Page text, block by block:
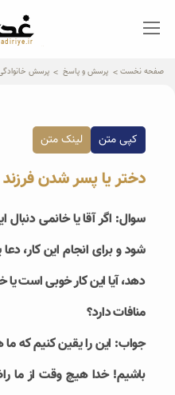
نشریه ی
صفحه نخست پرسش و پاسخ پرسش
کپی متن لینک متن
دختر یا پسر شدن فرزند
سوال: اگر آقا یا خانمی
شود و برای انجام این کار، دعا
دهد، آیا این کار خوبی است یا
منافات دارد؟
جواب: این را یقین کنیم که
باشیم! خدا هیچ وقت از ما